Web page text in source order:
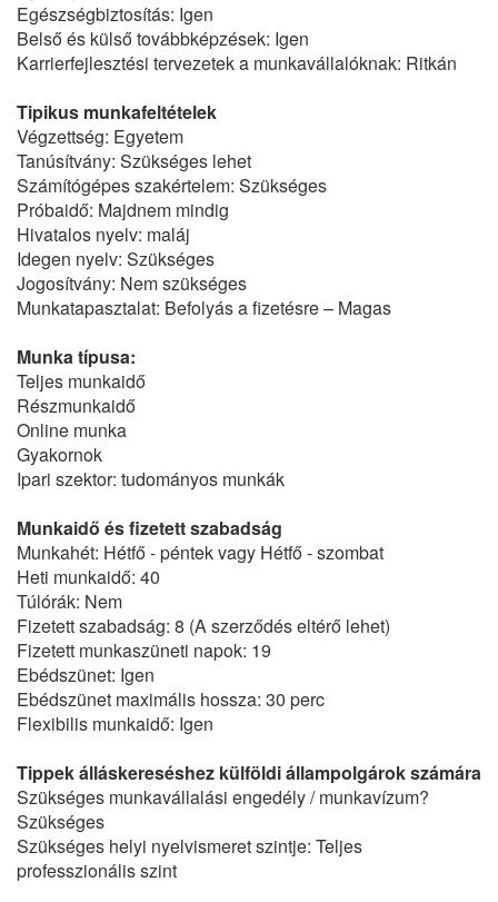
Egészségbiztosítás: Igen
Belső és külső továbbképzések: Igen
Karrierfejlesztési tervezetek a munkavállalóknak: Ritkán
Tipikus munkafeltételek
Végzettség: Egyetem
Tanúsítvány: Szükséges lehet
Számítógépes szakértelem: Szükséges
Próbaidő: Majdnem mindig
Hivatalos nyelv: maláj
Idegen nyelv: Szükséges
Jogosítvány: Nem szükséges
Munkatapasztalat: Befolyás a fizetésre – Magas
Munka típusa:
Teljes munkaidő
Részmunkaidő
Online munka
Gyakornok
Ipari szektor: tudományos munkák
Munkaidő és fizetett szabadság
Munkahét: Hétfő - péntek vagy Hétfő - szombat
Heti munkaidő: 40
Túlórák: Nem
Fizetett szabadság: 8 (A szerződés eltérő lehet)
Fizetett munkaszüneti napok: 19
Ebédszünet: Igen
Ebédszünet maximális hossza: 30 perc
Flexibilis munkaidő: Igen
Tippek álláskereséshez külföldi állampolgárok számára
Szükséges munkavállalási engedély / munkavízum?
Szükséges
Szükséges helyi nyelvismeret szintje: Teljes
professzionális szint